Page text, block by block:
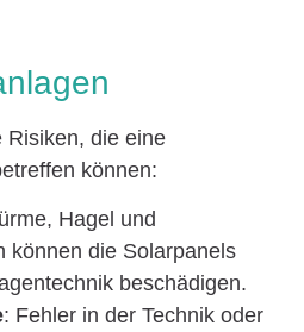
Risiken, die eine
können:
Hagel und
können die Solarpanels
beschädigen.
: Fehler in der Technik oder